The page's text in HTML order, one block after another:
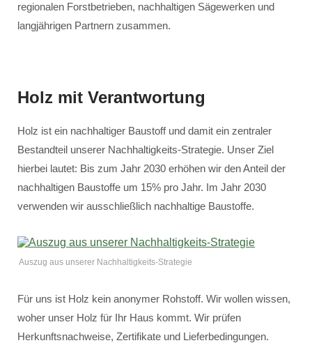
regionalen Forstbetrieben, nachhaltigen Sägewerken und
langjährigen Partnern zusammen.
Holz mit Verantwortung
Holz ist ein nachhaltiger Baustoff und damit ein zentraler
Bestandteil unserer Nachhaltigkeits-Strategie. Unser Ziel
hierbei lautet: Bis zum Jahr 2030 erhöhen wir den Anteil der
nachhaltigen Baustoffe um 15% pro Jahr. Im Jahr 2030
verwenden wir ausschließlich nachhaltige Baustoffe.
Auszug aus unserer Nachhaltigkeits-Strategie
Für uns ist Holz kein anonymer Rohstoff. Wir wollen wissen,
woher unser Holz für Ihr Haus kommt. Wir prüfen
Herkunftsnachweise, Zertifikate und Lieferbedingungen.